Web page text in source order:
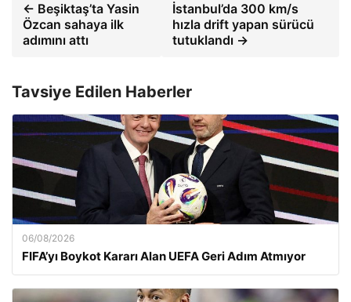
← Beşiktaş’ta Yasin
Özcan sahaya ilk
adımını attı
İstanbul’da 300 km/s
hızla drift yapan sürücü
tutuklandı →
Tavsiye Edilen Haberler
06/08/2026
FIFA’yı Boykot Kararı Alan UEFA Geri Adım Atmıyor